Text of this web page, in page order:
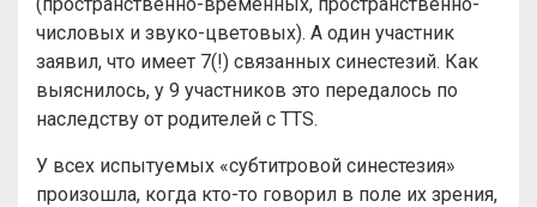
числовых и звуко-цветовых). А один участник
заявил, что имеет 7(!) связанных синестезий. Как
выяснилось, у 9 участников это передалось по
наследству от родителей с TTS.
У всех испытуемых «субтитровой синестезия»
произошла, когда кто-то говорил в поле их зрения,